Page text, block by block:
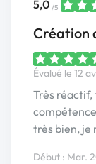
5,0 /5
Création
Évalué le 12
Très
très bien, je
Début : Mar.